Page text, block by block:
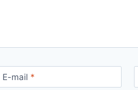
E-mail *